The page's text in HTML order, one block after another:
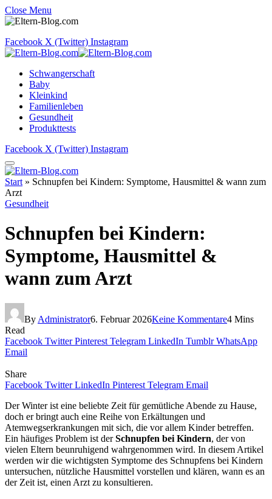
Close Menu
Facebook X (Twitter) Instagram
Schwangerschaft
Baby
Kleinkind
Familienleben
Gesundheit
Produkttests
Facebook X (Twitter) Instagram
Start » Schnupfen bei Kindern: Symptome, Hausmittel & wann zum
Arzt
Gesundheit
Schnupfen bei Kindern:
Symptome, Hausmittel &
wann zum Arzt
By Administrator6. Februar 2026Keine Kommentare4 Mins
Read
Facebook Twitter Pinterest Telegram LinkedIn Tumblr WhatsApp
Email
Share
Facebook Twitter LinkedIn Pinterest Telegram Email
Der Winter ist eine beliebte Zeit für gemütliche Abende zu Hause,
doch er bringt auch eine Reihe von Erkältungen und
Atemwegserkrankungen mit sich, die vor allem Kinder betreffen.
Ein häufiges Problem ist derSchnupfen bei Kindern, der von
vielen Eltern beunruhigend wahrgenommen wird. In diesem Artikel
werden wir die wichtigsten Symptome des Schnupfens bei Kindern
untersuchen, nützliche Hausmittel vorstellen und klären, wann es an
der Zeit ist, einen Arzt zu konsultieren.